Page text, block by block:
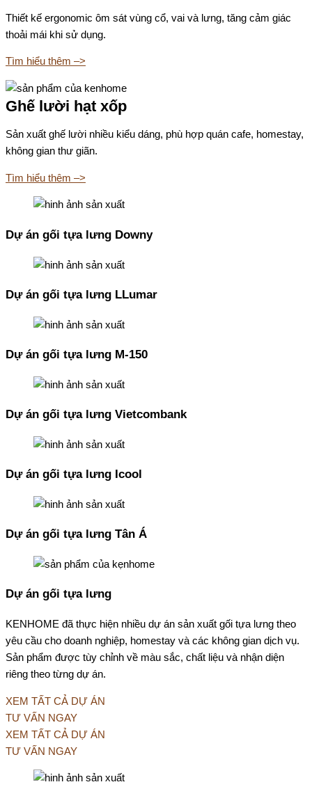
Thiết kế ergonomic ôm sát vùng cổ, vai và lưng, tăng cảm giác
thoải mái khi sử dụng.
Tìm hiểu thêm –>
Ghế lười hạt xốp
Sản xuất ghế lười nhiều kiểu dáng, phù hợp quán cafe, homestay,
không gian thư giãn.
Tìm hiểu thêm –>
Dự án gối tựa lưng Downy
Dự án gối tựa lưng LLumar
Dự án gối tựa lưng M-150
Dự án gối tựa lưng Vietcombank
Dự án gối tựa lưng Icool
Dự án gối tựa lưng Tân Á
Dự án gối tựa lưng
KENHOME đã thực hiện nhiều dự án sản xuất gối tựa lưng theo
yêu cầu cho doanh nghiệp, homestay và các không gian dịch vụ.
Sản phẩm được tùy chỉnh về màu sắc, chất liệu và nhận diện
riêng theo từng dự án.
XEM TẤT CẢ DỰ ÁN
TƯ VẤN NGAY
XEM TẤT CẢ DỰ ÁN
TƯ VẤN NGAY